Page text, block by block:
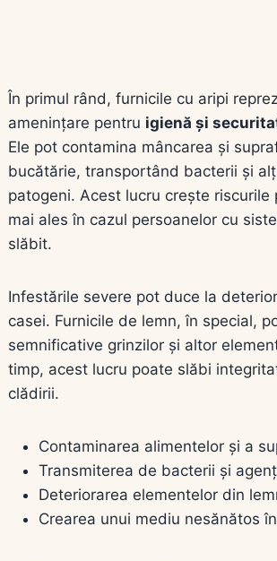
În primul rând, furnicile cu aripi
amenințare pentru igienă și
Ele pot contamina mâncarea și
bucătărie, transportând bacterii și
patogeni. Acest lucru crește riscurile
mai ales în cazul persoanelor cu
slăbit.
Infestările severe pot duce la
casei. Furnicile de lemn, în special,
semnificative grinzilor și altor
timp, acest lucru poate slăbi
clădirii.
Contaminarea alimentelor și a
Transmiterea de bacterii și
Deteriorarea elementelor din
Crearea unui mediu nesănătos